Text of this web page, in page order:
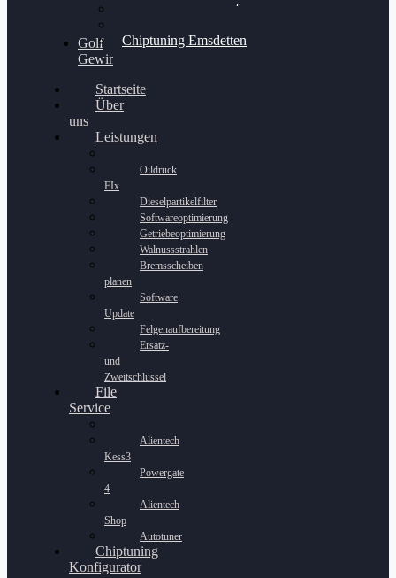
Chiptuning Schüttorf
Chiptuning Emsdetten
Golf
Gewinnspiel
Startseite
Über
uns
Leistungen
Oildruck
FIx
Dieselpartikelfilter
Softwareoptimierung
Getriebeoptimierung
Walnussstrahlen
Bremsscheiben
planen
Software
Update
Felgenaufbereitung
Ersatz-
und
Zweitschlüssel
File
Service
Alientech
Kess3
Powergate
4
Alientech
Shop
Autotuner
Chiptuning
Konfigurator